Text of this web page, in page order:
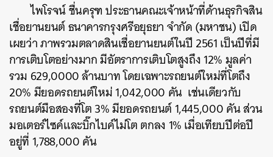
ไพโรจน์ ชื่นครุฑ ประธานคณะเจ้าหน้าที่ด้านธุรกิจสิน
เชื่อยานยนต์ ธนาคารกรุงศรีอยุธยา จำกัด (มหาชน) เปิด
เผยว่า ภาพรวมตลาดสินเชื่อยานยนต์ในปี 2561 เป็นปีที่มี
การเติบโตอย่างมาก มีอัตราการเติบโตสูงถึง 12% มูลค่า
รวม 629,0000 ล้านบาท โดยเฉพาะรถยนต์ใหม่ที่โตถึง
20% มียอดรถยนต์ใหม่ 1,042,000 คัน เช่นเดียวกับ
รถยนต์มือสองที่โต 3% มียอดรถยนต์ 1,445,000 คัน ส่วน
มอเตอร์ไซค์และบิ๊กไบค์ไม่โต ตกลง 1% เมื่อเทียบปีต่อปี
อยู่ที่ 1,788,000 คัน